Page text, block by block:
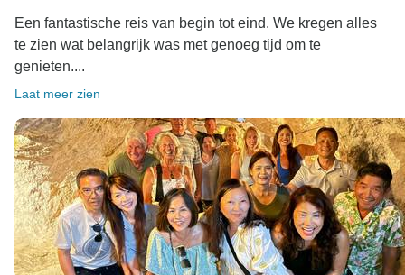
verscheidenheid aan accommodaties en het
gezelschap van je medereizigers. We zijn blij dat
avontuur en hopen je in de toekomst op een andere
rondreis te mogen verwelkomen. Het allerbeste,
Een fantastische reis van begin tot eind. We kregen alles
te zien wat belangrijk was met genoeg tijd om te
genieten....
Laat meer zien